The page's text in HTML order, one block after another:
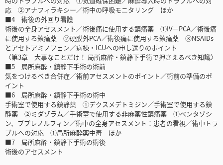
応 ②アナフィラキシー／術中の呼吸モニタリング ほか
■4 術後の外回り看護
術後の全身アセスメント／術後痛に使用する鎮痛薬 ①IV－PCA／術後痛
に使用する鎮痛薬 ②硬膜外PCA／術後痛に使用する鎮痛薬 ③NSAIDs
とアセトアミノフェン／病棟・ICUへの申し送りのポイント
〈第3章 大事なことだけ！ 局所麻酔・鎮静下手術で押さえるべき知識〉
■5 局所麻酔・鎮静下手術の術前
気をつけるべき合併症／術前アセスメントのポイント／術前の準備のポ
イント
■6 局所麻酔・鎮静下手術の術中
手術室で使用する鎮静薬 ①デクスメデトミジン／手術室で使用する鎮
静薬 ②ミダゾラム／手術室で使用する非麻薬性鎮痛薬 ①ペンタゾシ
ン、ブプレノルフィン／術中の全身アセスメント：患者の看視／術中トラ
ブルへの対応 ①局所麻酔薬中毒 ほか
■7 局所麻酔・鎮静下手術の術後
術後のアセスメント